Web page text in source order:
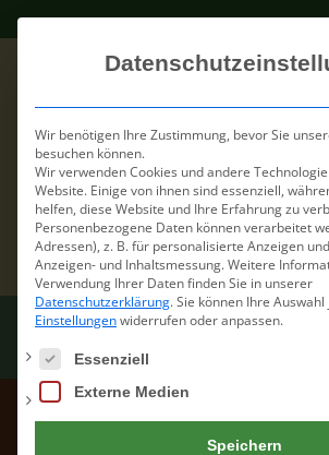
4
Wir benötigen Ihre Zustimmung, bevor Sie
besuchen können.
Wir verwenden Cookies und andere
Website. Einige von ihnen sind essenziell,
helfen, diese Website und Ihre Erfahrung zu
Personenbezogene Daten können verarbeitet
Adressen), z. B. für personalisierte Anzeigen
Anzeigen- und Inhaltsmessung.Weitere
Verwendung Ihrer Daten finden Sie in unserer
Datenschutzerklärung.Sie können Ihre
Einstellungenwiderrufen oder anpassen.
Es folgt eine Liste der Service-
Essenziell
Externe Medien
Speichern